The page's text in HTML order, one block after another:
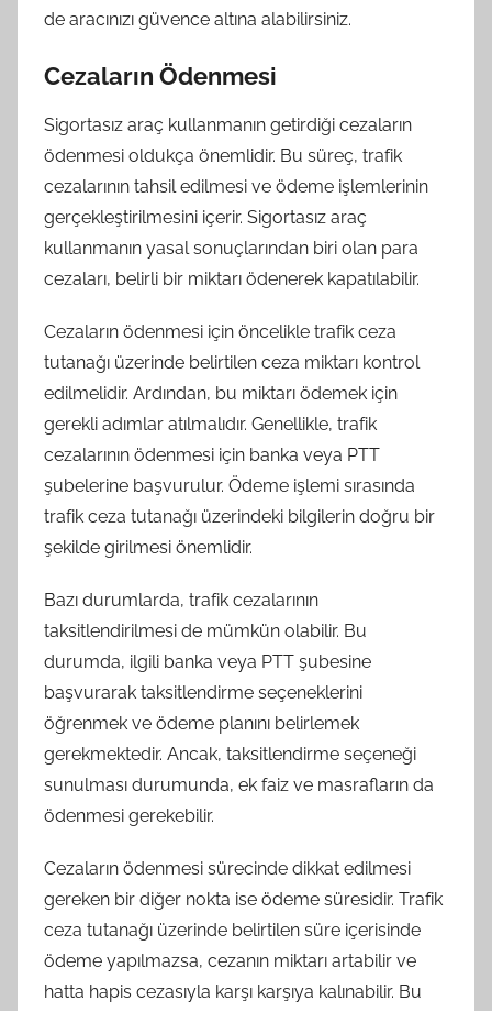
de aracınızı güvence altına alabilirsiniz.
Cezaların Ödenmesi
Sigortasız araç kullanmanın getirdiği cezaların
ödenmesi oldukça önemlidir. Bu süreç, trafik
cezalarının tahsil edilmesi ve ödeme işlemlerinin
gerçekleştirilmesini içerir. Sigortasız araç
kullanmanın yasal sonuçlarından biri olan para
cezaları, belirli bir miktarı ödenerek kapatılabilir.
Cezaların ödenmesi için öncelikle trafik ceza
tutanağı üzerinde belirtilen ceza miktarı kontrol
edilmelidir. Ardından, bu miktarı ödemek için
gerekli adımlar atılmalıdır. Genellikle, trafik
cezalarının ödenmesi için banka veya PTT
şubelerine başvurulur. Ödeme işlemi sırasında
trafik ceza tutanağı üzerindeki bilgilerin doğru bir
şekilde girilmesi önemlidir.
Bazı durumlarda, trafik cezalarının
taksitlendirilmesi de mümkün olabilir. Bu
durumda, ilgili banka veya PTT şubesine
başvurarak taksitlendirme seçeneklerini
öğrenmek ve ödeme planını belirlemek
gerekmektedir. Ancak, taksitlendirme seçeneği
sunulması durumunda, ek faiz ve masrafların da
ödenmesi gerekebilir.
Cezaların ödenmesi sürecinde dikkat edilmesi
gereken bir diğer nokta ise ödeme süresidir. Trafik
ceza tutanağı üzerinde belirtilen süre içerisinde
ödeme yapılmazsa, cezanın miktarı artabilir ve
hatta hapis cezasıyla karşı karşıya kalınabilir. Bu